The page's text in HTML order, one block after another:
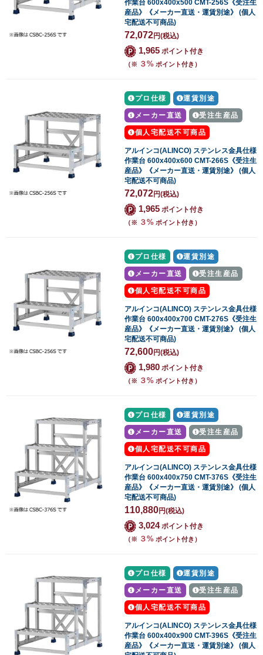
作業台 600x400x500 CMT-256S《受注生
産品》《メーカー直送・運賃別途》 (個人
宅配送不可商品)
72,072円(税込)
1,965 ポイント付き
（※ ３% ポイント付き）
プロ仕様 運賃別途
メーカー直送 受注生産品
個人宅配送不可商品
アルインコ(ALINCO) ステンレス金具仕様
作業台 600x400x600 CMT-266S《受注生
産品》《メーカー直送・運賃別途》 (個人
宅配送不可商品)
72,072円(税込)
1,965 ポイント付き
（※ ３% ポイント付き）
プロ仕様 運賃別途
メーカー直送 受注生産品
個人宅配送不可商品
アルインコ(ALINCO) ステンレス金具仕様
作業台 600x400x700 CMT-276S《受注生
産品》《メーカー直送・運賃別途》 (個人
宅配送不可商品)
72,600円(税込)
1,980 ポイント付き
（※ ３% ポイント付き）
プロ仕様 運賃別途
メーカー直送 受注生産品
個人宅配送不可商品
アルインコ(ALINCO) ステンレス金具仕様
作業台 600x400x750 CMT-376S《受注生
産品》《メーカー直送・運賃別途》 (個人
宅配送不可商品)
110,880円(税込)
3,024ポイント付き
（※ ３% ポイント付き）
プロ仕様 運賃別途
メーカー直送 受注生産品
個人宅配送不可商品
アルインコ(ALINCO) ステンレス金具仕様
作業台 600x400x900 CMT-396S《受注生
産品》《メーカー直送・運賃別途》 (個人